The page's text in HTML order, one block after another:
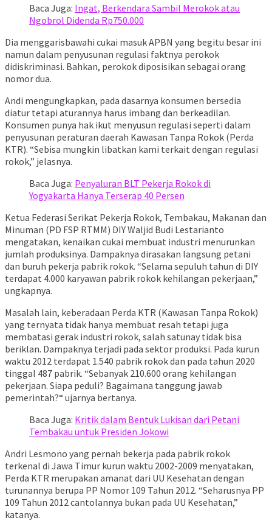
Baca Juga: Ingat, Berkendara Sambil Merokok atau
Ngobrol Didenda Rp750.000
Dia menggarisbawahi cukai masuk APBN yang begitu besar ini
namun dalam penyusunan regulasi faktnya perokok
didiskriminasi. Bahkan, perokok diposisikan sebagai orang
nomor dua.
Andi mengungkapkan, pada dasarnya konsumen bersedia
diatur tetapi aturannya harus imbang dan berkeadilan.
Konsumen punya hak ikut menyusun regulasi seperti dalam
penyusunan peraturan daerah Kawasan Tanpa Rokok (Perda
KTR). “Sebisa mungkin libatkan kami terkait dengan regulasi
rokok,” jelasnya.
Baca Juga: Penyaluran BLT Pekerja Rokok di
Yogyakarta Hanya Terserap 40 Persen
Ketua Federasi Serikat Pekerja Rokok, Tembakau, Makanan dan
Minuman (PD FSP RTMM) DIY Waljid Budi Lestarianto
mengatakan, kenaikan cukai membuat industri menurunkan
jumlah produksinya. Dampaknya dirasakan langsung petani
dan buruh pekerja pabrik rokok. “Selama sepuluh tahun di DIY
terdapat 4.000 karyawan pabrik rokok kehilangan pekerjaan,”
ungkapnya.
Masalah lain, keberadaan Perda KTR (Kawasan Tanpa Rokok)
yang ternyata tidak hanya membuat resah tetapi juga
membatasi gerak industri rokok, salah satunay tidak bisa
beriklan. Dampaknya terjadi pada sektor produksi. Pada kurun
waktu 2012 terdapat 1.540 pabrik rokok dan pada tahun 2020
tinggal 487 pabrik. “Sebanyak 210.600 orang kehilangan
pekerjaan. Siapa peduli? Bagaimana tanggung jawab
pemerintah?“ ujarnya bertanya.
Baca Juga: Kritik dalam Bentuk Lukisan dari Petani
Tembakau untuk Presiden Jokowi
Andri Lesmono yang pernah bekerja pada pabrik rokok
terkenal di Jawa Timur kurun waktu 2002-2009 menyatakan,
Perda KTR merupakan amanat dari UU Kesehatan dengan
turunannya berupa PP Nomor 109 Tahun 2012. “Seharusnya PP
109 Tahun 2012 cantolannya bukan pada UU Kesehatan,”
katanya.